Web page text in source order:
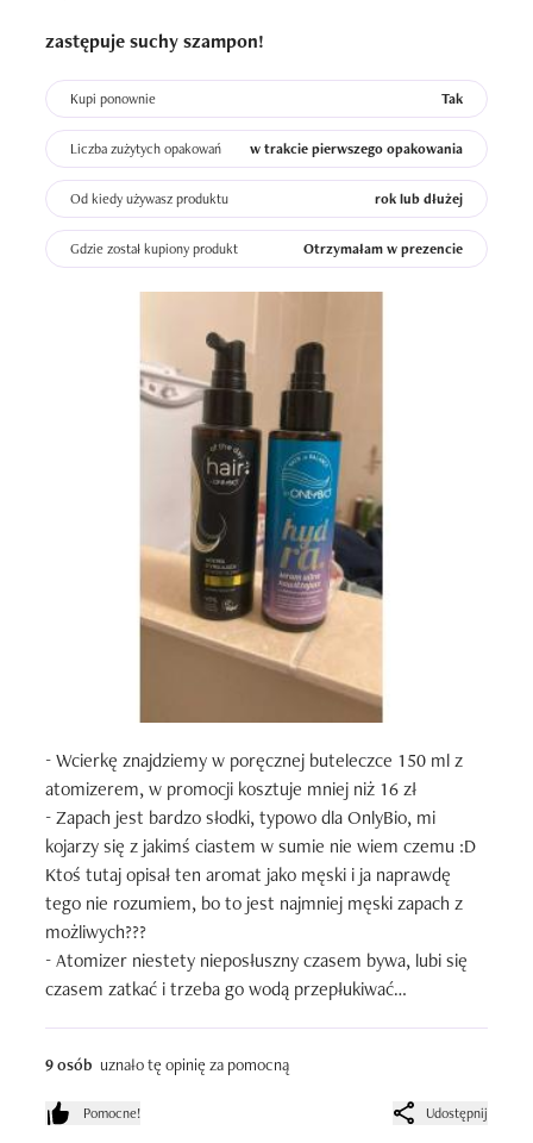
zastępuje suchy szampon!
Kupi ponownie Tak
Liczba zużytych opakowań w trakcie pierwszego opakowania
Od kiedy używasz produktu rok lub dłużej
Gdzie został kupiony produkt Otrzymałam w prezencie
- Wcierkę znajdziemy w poręcznej buteleczce 150 ml z
atomizerem, w promocji kosztuje mniej niż 16 zł
- Zapach jest bardzo słodki, typowo dla OnlyBio, mi
kojarzy się z jakimś ciastem w sumie nie wiem czemu :D
Ktoś tutaj opisał ten aromat jako męski i ja naprawdę
tego nie rozumiem, bo to jest najmniej męski zapach z
możliwych???
- Atomizer niestety nieposłuszny czasem bywa, lubi się
czasem zatkać i trzeba go wodą przepłukiwać
potrafi je przetłuścić!), a wręcz…
- FENOMENALNIE odświeża oklapniętą i przetłuszczoną
nasadę włosów, wręcz pochłania sebum i unosi włosy
9 osób uznało tę opinię za pomocną
Pomocne! Udostępnij